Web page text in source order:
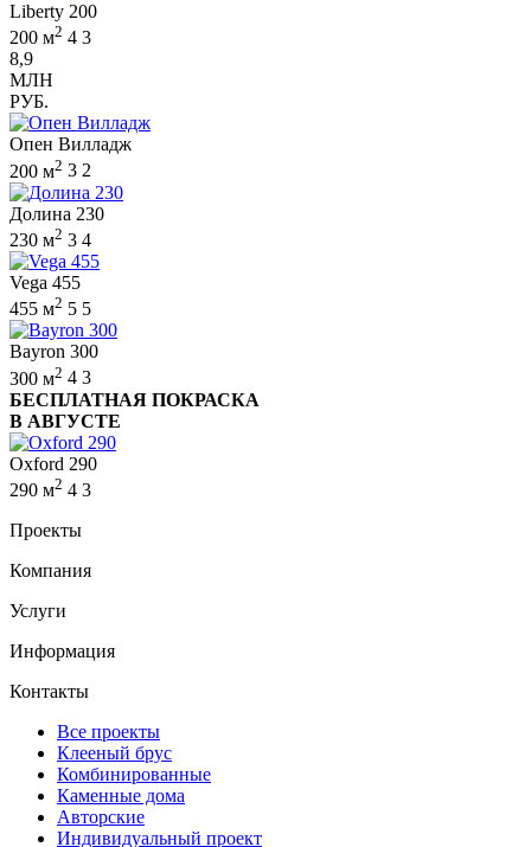
Liberty 200
200 м2 4 3
8,9
МЛН
РУБ.
Опен Вилладж
200 м2 3 2
Долина 230
230 м2 3 4
Vega 455
455 м2 5 5
Bayron 300
300 м2 4 3
БЕСПЛАТНАЯ ПОКРАСКА
В АВГУСТЕ
Oxford 290
290 м2 4 3
Проекты
Компания
Услуги
Информация
Контакты
Все проекты
Клееный брус
Комбинированные
Каменные дома
Авторские
Индивидуальный проект